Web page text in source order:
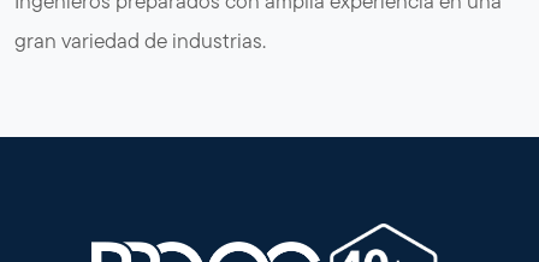
gran variedad de industrias.